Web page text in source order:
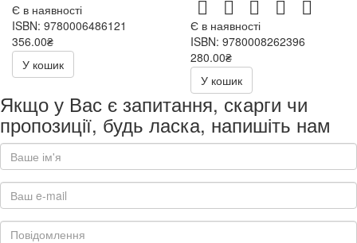
Є в наявності
ISBN: 9780006486121
356.00₴
У кошик
Є в наявності
ISBN: 9780008262396
280.00₴
400.00₴
У кошик
Якщо у Вас є запитання, скарги чи
пропозиції, будь ласка, напишіть нам